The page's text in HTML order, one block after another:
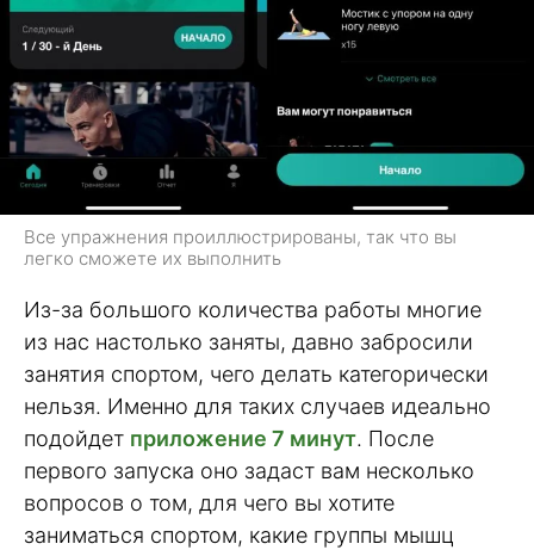
Все упражнения проиллюстрированы, так что вы
легко сможете их выполнить
Из-за большого количества работы многие
из нас настолько заняты, давно забросили
занятия спортом, чего делать категорически
нельзя. Именно для таких случаев идеально
подойдет приложение 7 минут. После
первого запуска оно задаст вам несколько
вопросов о том, для чего вы хотите
заниматься спортом, какие группы мышц